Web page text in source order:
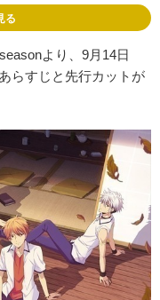
る
より、9月14日
らすじと先行カットが